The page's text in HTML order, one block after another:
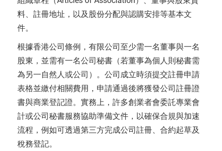
料、註冊地址，以及股份分配與認購安排等基本文
件。
根據香港公司條例，有限公司至少需一名董事與一名
股東，並需有一名公司秘書（若董事為個人則秘書需
為另一自然人或公司）。公司成立時須提交註冊申請
表格並繳付相關費用，申請通過後將獲發公司註冊證
書與商業登記證。實務上，許多創業者會委託專業會
計或公司秘書服務協助準備文件，以確保合規與加速
流程，例如可透過第三方完成公司註冊、合約起草及
稅務登記。